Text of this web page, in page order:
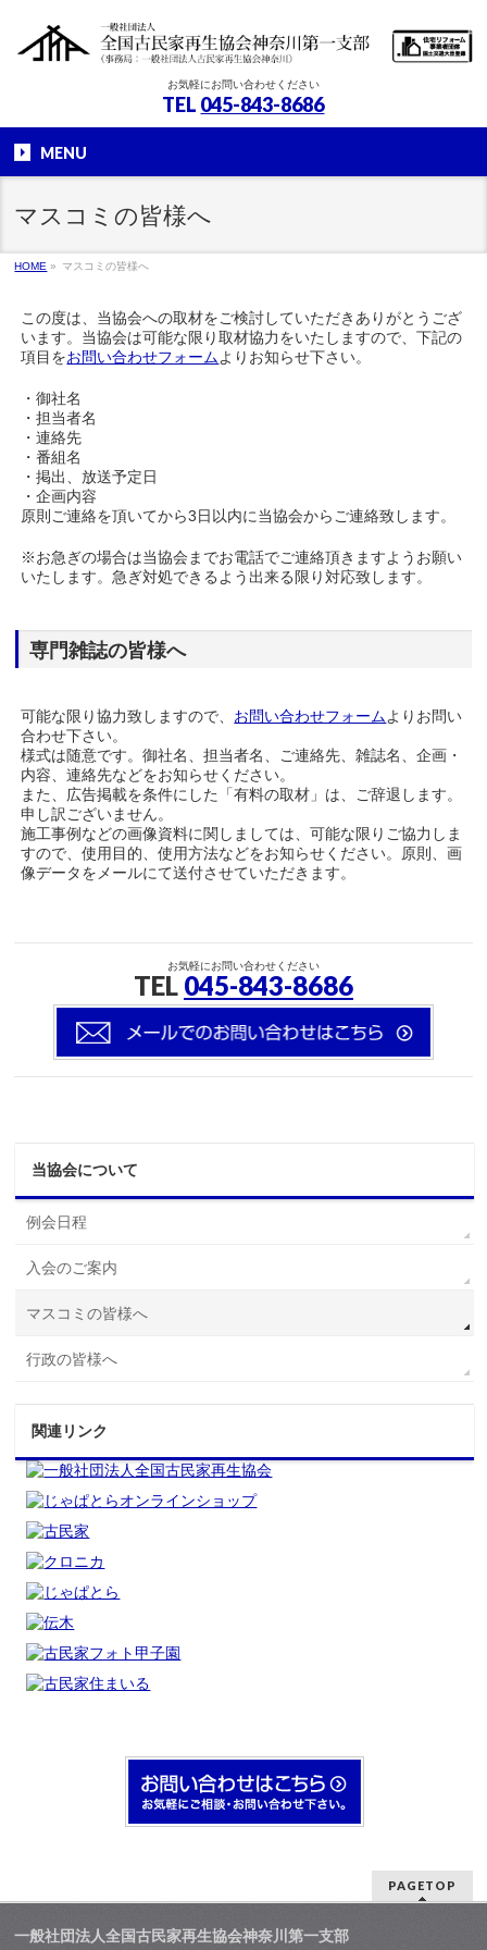
お気軽にお問い合わせください
TEL 045-843-8686
MENU
マスコミの皆様へ
HOME » マスコミの皆様へ
この度は、当協会への取材をご検討していただきありがとうござ
います。当協会は可能な限り取材協力をいたしますので、下記の
項目をお問い合わせフォームよりお知らせ下さい。
・御社名
・担当者名
・連絡先
・番組名
・掲出、放送予定日
・企画内容
原則ご連絡を頂いてから3日以内に当協会からご連絡致します。
※お急ぎの場合は当協会までお電話でご連絡頂きますようお願い
いたします。急ぎ対処できるよう出来る限り対応致します。
専門雑誌の皆様へ
可能な限り協力致しますので、 お問い合わせフォームよりお問い
合わせ下さい。
様式は随意です。御社名、担当者名、ご連絡先、雑誌名、企画・
内容、連絡先などをお知らせください。
また、広告掲載を条件にした「有料の取材」は、ご辞退します。
申し訳ございません。
施工事例などの画像資料に関しましては、可能な限りご協力しま
すので、使用目的、使用方法などをお知らせください。原則、画
像データをメールにて送付させていただきます。
お気軽にお問い合わせください
TEL 045-843-8686
当協会について
例会日程
入会のご案内
マスコミの皆様へ
行政の皆様へ
関連リンク
PAGETOP
一般社団法人全国古民家再生協会神奈川第一支部